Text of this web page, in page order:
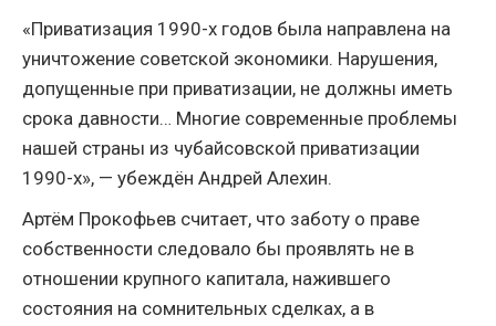
«Приватизация 1990-х годов была направлена на
уничтожение советской экономики. Нарушения,
допущенные при приватизации, не должны иметь
срока давности… Многие современные проблемы
нашей страны из чубайсовской приватизации
1990-х», — убеждён Андрей Алехин.
Артём Прокофьев считает, что заботу о праве
собственности следовало бы проявлять не в
отношении крупного капитала, нажившего
состояния на сомнительных сделках, а в